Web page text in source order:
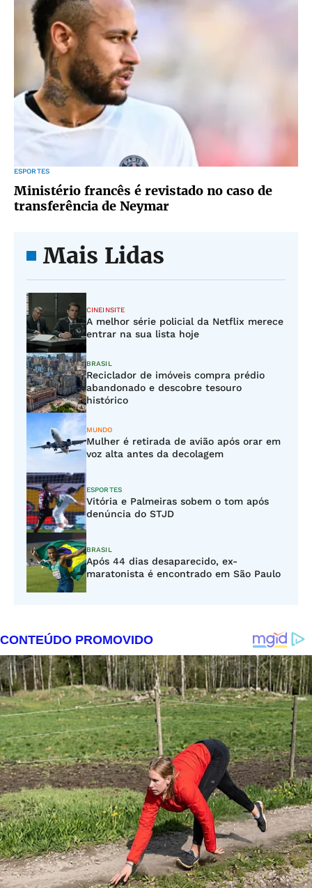
ESPORTES
Ministério francês é revistado no caso de
transferência de Neymar
Mais Lidas
CINEINSITE
A melhor série policial da Netflix merece
entrar na sua lista hoje
BRASIL
Reciclador de imóveis compra prédio
abandonado e descobre tesouro
histórico
MUNDO
Mulher é retirada de avião após orar em
voz alta antes da decolagem
ESPORTES
Vitória e Palmeiras sobem o tom após
denúncia do STJD
BRASIL
Após 44 dias desaparecido, ex-
maratonista é encontrado em São Paulo